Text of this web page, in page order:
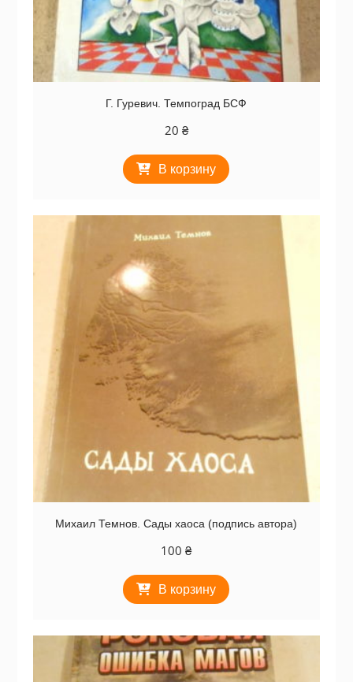
Г. Гуревич. Темпоград БСФ
20 ₴
В корзину
Михаил Темнов. Сады хаоса (подпись автора)
100₴
В корзину